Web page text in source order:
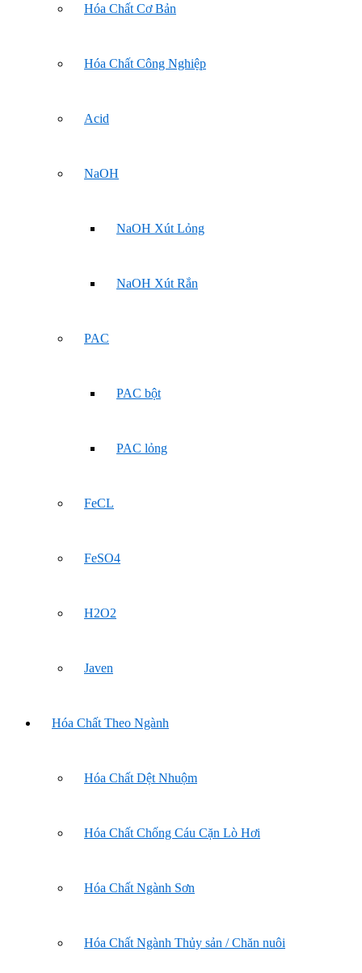
Hóa Chất Cơ Bản
Hóa Chất Công Nghiệp
Acid
NaOH
NaOH Xút Lỏng
NaOH Xút Rắn
PAC
PAC bột
PAC lỏng
FeCL
FeSO4
H2O2
Javen
Hóa Chất Theo Ngành
Hóa Chất Dệt Nhuộm
Hóa Chất Chống Cáu Cặn Lò Hơi
Hóa Chất Ngành Sơn
Hóa Chất Ngành Thủy sản / Chăn nuôi